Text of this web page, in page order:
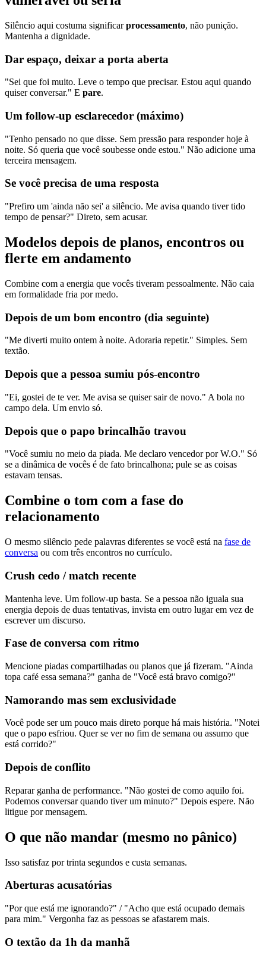
Silêncio aqui costuma significarprocessamento, não punição.
Mantenha a dignidade.
Dar espaço, deixar a porta aberta
"Sei que foi muito. Leve o tempo que precisar. Estou aqui quando
quiser conversar." E pare.
Um follow-up esclarecedor (máximo)
"Tenho pensado no que disse. Sem pressão para responder hoje à
noite. Só queria que você soubesse onde estou." Não adicione uma
terceira mensagem.
Se você precisa de uma resposta
"Prefiro um 'ainda não sei' a silêncio. Me avisa quando tiver tido
tempo de pensar?" Direto, sem acusar.
Modelos depois de planos, encontros ou
flerte em andamento
Combine com a energia que vocês tiveram pessoalmente. Não caia
em formalidade fria por medo.
Depois de um bom encontro (dia seguinte)
"Me diverti muito ontem à noite. Adoraria repetir." Simples. Sem
textão.
Depois que a pessoa sumiu pós-encontro
"Ei, gostei de te ver. Me avisa se quiser sair de novo." A bola no
campo dela. Um envio só.
Depois que o papo brincalhão travou
"Você sumiu no meio da piada. Me declaro vencedor por W.O." Só
se a dinâmica de vocês é de fato brincalhona; pule se as coisas
estavam tensas.
Combine o tom com a fase do
relacionamento
O mesmo silêncio pede palavras diferentes se você está na fase de
conversa ou com três encontros no currículo.
Crush cedo / match recente
Mantenha leve. Um follow-up basta. Se a pessoa não iguala sua
energia depois de duas tentativas, invista em outro lugar em vez de
escrever um discurso.
Fase de conversa com ritmo
Mencione piadas compartilhadas ou planos que já fizeram. "Ainda
topa café essa semana?" ganha de "Você está bravo comigo?"
Namorando mas sem exclusividade
Você pode ser um pouco mais direto porque há mais história. "Notei
que o papo esfriou. Quer se ver no fim de semana ou assumo que
está corrido?"
Depois de conflito
Reparar ganha de performance. "Não gostei de como aquilo foi.
Podemos conversar quando tiver um minuto?" Depois espere. Não
litigue por mensagem.
O que não mandar (mesmo no pânico)
Isso satisfaz por trinta segundos e custa semanas.
Aberturas acusatórias
"Por que está me ignorando?" / "Acho que está ocupado demais
para mim." Vergonha faz as pessoas se afastarem mais.
O textão da 1h da manhã